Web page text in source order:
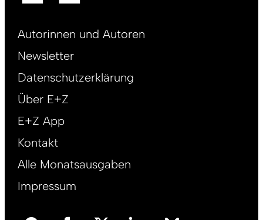
Footer
DE
Autorinnen und Autoren
Newsletter
Datenschutzerklärung
Über E+Z
E+Z App
Kontakt
Alle Monatsausgaben
Impressum